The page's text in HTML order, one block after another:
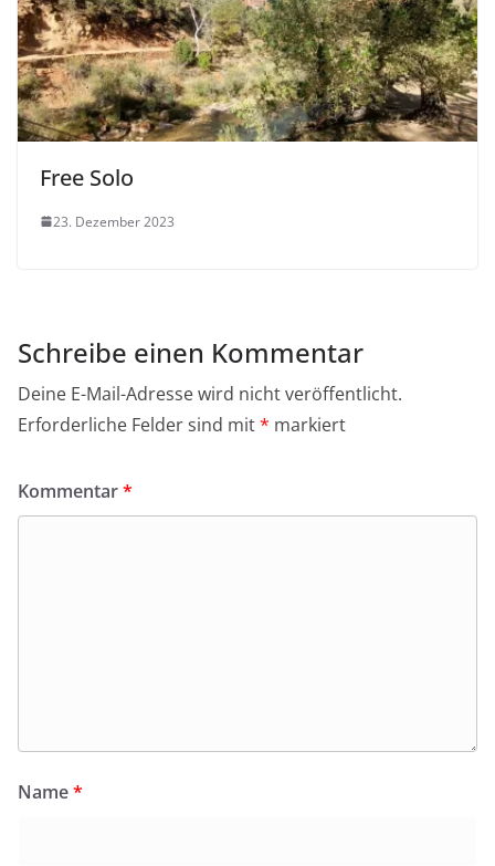
Free Solo
23. Dezember 2023
Schreibe einen Kommentar
Deine E-Mail-Adresse wird nicht veröffentlicht.
Erforderliche Felder sind mit* markiert
Kommentar*
Name*